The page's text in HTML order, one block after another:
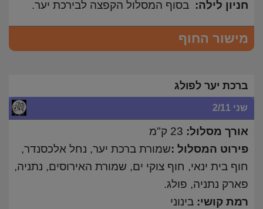
חניון לילה: בסוף המסלול הקפצה לבירכת יער.
מישור החוף
ברכת יער לפולג
שני 2/11
אורך מסלול:
פירוט המסלול :שמורת ברכת יער, נחל אלכסנדר,
חוף בית ינאי, חוף צוקי ים, שמורת האירוסים, נתניה,
פארק נתניה, פולג.
רמת קושי: בינוני